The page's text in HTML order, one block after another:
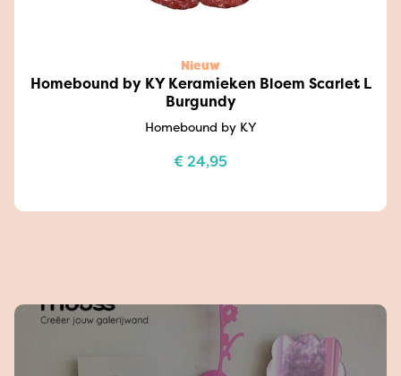
Nieuw
Homebound by KY Keramieken Bloem Scarlet L
Burgundy
Homebound by KY
€24,95